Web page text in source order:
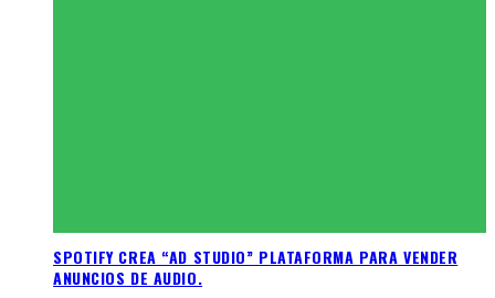
SPOTIFY CREA “AD STUDIO” PLATAFORMA PARA VENDER
ANUNCIOS DE AUDIO.